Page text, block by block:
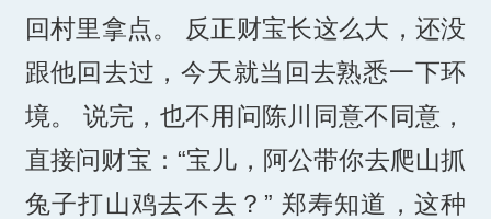
回村里拿点。 反正财宝长这么大，还没
跟他回去过，今天就当回去熟悉一下环
境。 说完，也不用问陈川同意不同意，
直接问财宝：“宝儿，阿公带你去爬山抓
兔子打山鸡去不去？” 郑寿知道，这种